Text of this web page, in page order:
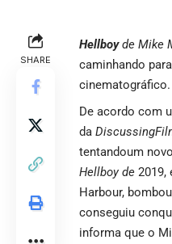
SHARE
Hellboyde Mike
caminhando
cinematográfico.
De acordo com
da
tentandoum
Hellboy de 2019,
Harbour,
conseguiu
informa que o